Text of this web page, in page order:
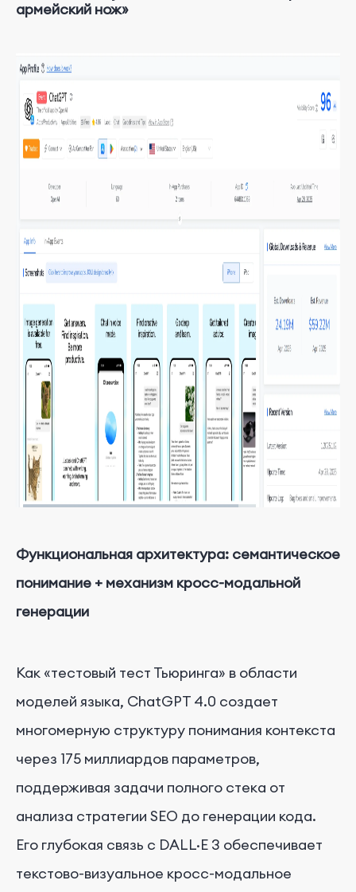
армейский нож»
Функциональная архитектура: семантическое
понимание + механизм кросс-модальной
генерации
Как «тестовый тест Тьюринга» в области
моделей языка, ChatGPT 4.0 создает
многомерную структуру понимания контекста
через 175 миллиардов параметров,
поддерживая задачи полного стека от
анализа стратегии SEO до генерации кода.
Его глубокая связь с DALL·E 3 обеспечивает
текстово-визуальное кросс-модальное